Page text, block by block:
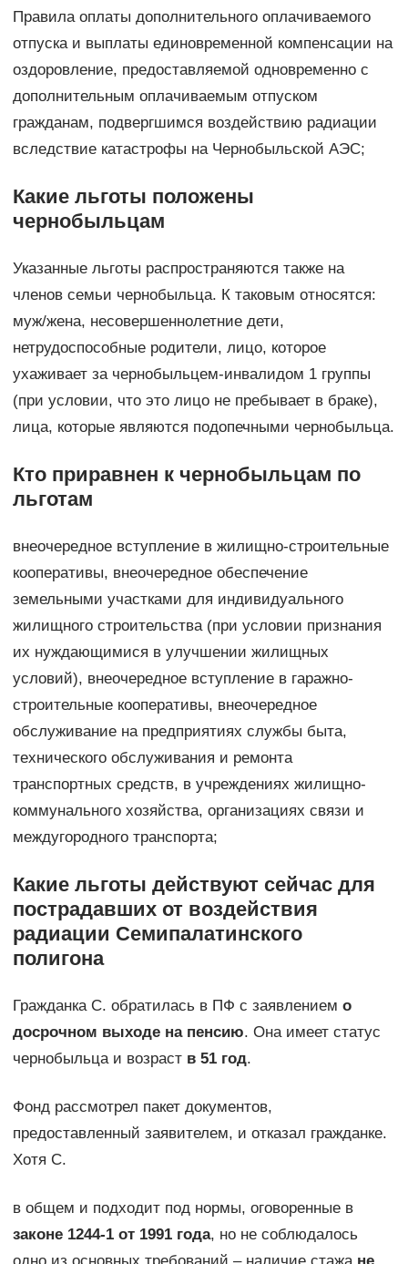
Правила оплаты дополнительного оплачиваемого
отпуска и выплаты единовременной компенсации на
оздоровление, предоставляемой одновременно с
дополнительным оплачиваемым отпуском
гражданам, подвергшимся воздействию радиации
вследствие катастрофы на Чернобыльской АЭС;
Какие льготы положены
чернобыльцам
Указанные льготы распространяются также на
членов семьи чернобыльца. К таковым относятся:
муж/жена, несовершеннолетние дети,
нетрудоспособные родители, лицо, которое
ухаживает за чернобыльцем-инвалидом 1 группы
(при условии, что это лицо не пребывает в браке),
лица, которые являются подопечными чернобыльца.
Кто приравнен к чернобыльцам по
льготам
внеочередное вступление в жилищно-строительные
кооперативы, внеочередное обеспечение
земельными участками для индивидуального
жилищного строительства (при условии признания
их нуждающимися в улучшении жилищных
условий), внеочередное вступление в гаражно-
строительные кооперативы, внеочередное
обслуживание на предприятиях службы быта,
технического обслуживания и ремонта
транспортных средств, в учреждениях жилищно-
коммунального хозяйства, организациях связи и
междугородного транспорта;
Какие льготы действуют сейчас для
пострадавших от воздействия
радиации Семипалатинского
полигона
Гражданка С. обратилась в ПФ с заявлением о
досрочном выходе на пенсию. Она имеет статус
чернобыльца и возраст в 51 год.
Фонд рассмотрел пакет документов,
предоставленный заявителем, и отказал гражданке.
Хотя С.
в общем и подходит под нормы, оговоренные в
законе 1244-1 от 1991 года, но не соблюдалось